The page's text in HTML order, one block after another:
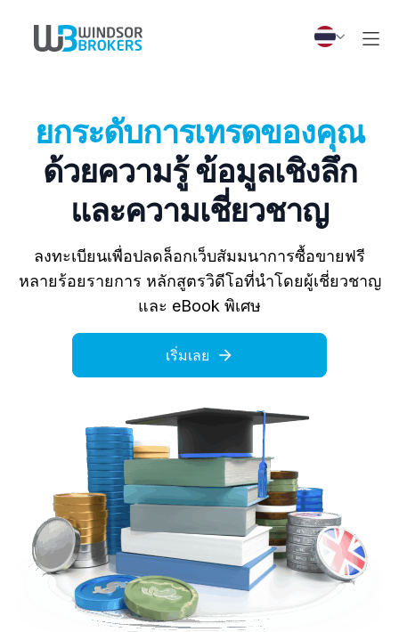
ยกระดับการเทรดของคุณ
ด้วยความรู้ ข้อมูลเชิงลึก
และความเชี่ยวชาญ
ลงทะเบียนเพื่อปลดล็อกเว็บสัมมนาการซื้อขายฟรี
หลายร้อยรายการ หลักสูตรวิดีโอที่นำโดยผู้เชี่ยวชาญ
และ eBook พิเศษ
เริ่มเลย